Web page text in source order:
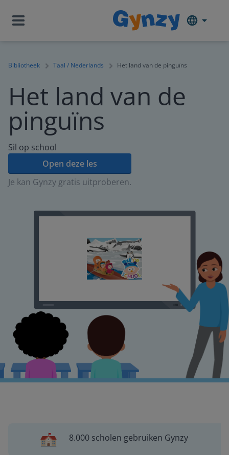
Bibliotheek Taal / Nederlands Het land van de pinguïns
Het land van de
pinguïns
Sil op school
Open deze les
Je kan Gynzy gratis uitproberen.
8.000 scholen gebruiken Gynzy